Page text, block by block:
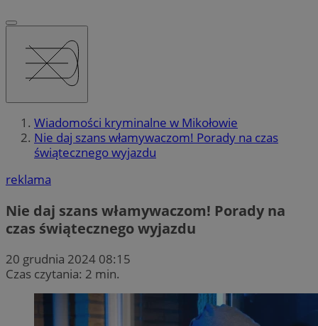
Wiadomości kryminalne w Mikołowie
Nie daj szans włamywaczom! Porady na czas
świątecznego wyjazdu
reklama
Nie daj szans włamywaczom! Porady na
czas świątecznego wyjazdu
20 grudnia 2024 08:15
Czas czytania: 2 min.